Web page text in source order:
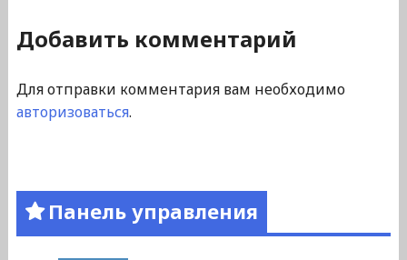
Добавить комментарий
Для отправки комментария вам необходимо
авторизоваться.
Панель управления